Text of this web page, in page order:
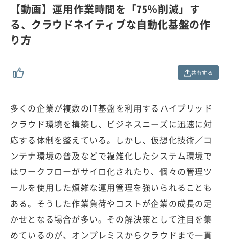
1
0
0
【動画】運用作業時間を「75％削減」す
る、クラウドネイティブな自動化基盤の作
り方
共有する
多くの企業が複数のIT基盤を利用するハイブリッド
クラウド環境を構築し、ビジネスニーズに迅速に対
応する体制を整えている。しかし、仮想化技術／コ
ンテナ環境の普及などで複雑化したシステム環境で
はワークフローがサイロ化されたり、個々の管理ツ
ールを使用した煩雑な運用管理を強いられることも
ある。そうした作業負荷やコストが企業の成長の足
かせとなる場合が多い。その解決策として注目を集
めているのが、オンプレミスからクラウドまで一貫